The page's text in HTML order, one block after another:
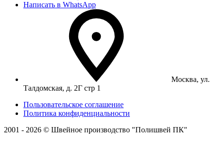
Написать в WhatsApp
Москва, ул.
Талдомская, д. 2Г стр 1
Пользовательское соглашение
Политика конфиденциальности
2001 - 2026 © Швейное производство "Полишвей ПК"